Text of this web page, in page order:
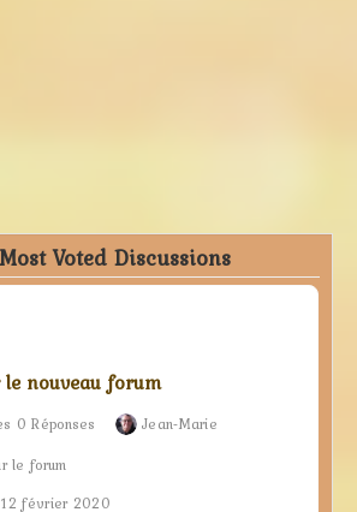
Voted Discussions
nouveau forum
0 Réponses
Jean-Marie
le forum
février 2020